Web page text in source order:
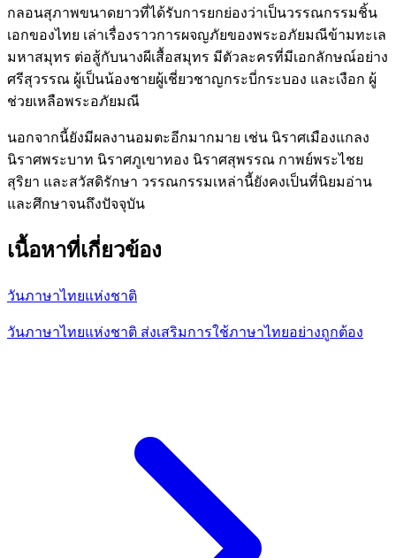
กลอนสุภาพขนาดยาวที่ได้รับการยกย่องว่าเป็นวรรณกรรมชิ้น
เอกของไทย เล่าเรื่องราวการผจญภัยของพระอภัยมณีข้ามทะเล
มหาสมุทร ต่อสู้กับนางผีเสื้อสมุทร มีตัวละครที่มีเอกลักษณ์อย่าง
ศรีสุวรรณ ผู้เป็นน้องชายผู้เชี่ยวชาญกระบี่กระบอง และเงือก ผู้
ช่วยเหลือพระอภัยมณี
นอกจากนี้ยังมีผลงานอมตะอีกมากมาย เช่น นิราศเมืองแกลง
นิราศพระบาท นิราศภูเขาทอง นิราศสุพรรณ กาพย์พระไชย
สุริยา และสวัสดิรักษา วรรณกรรมเหล่านี้ยังคงเป็นที่นิยมอ่าน
และศึกษาจนถึงปัจจุบัน
เนื้อหาที่เกี่ยวข้อง
วันภาษาไทยแห่งชาติ
วันภาษาไทยแห่งชาติ ส่งเสริมการใช้ภาษาไทยอย่างถูกต้อง